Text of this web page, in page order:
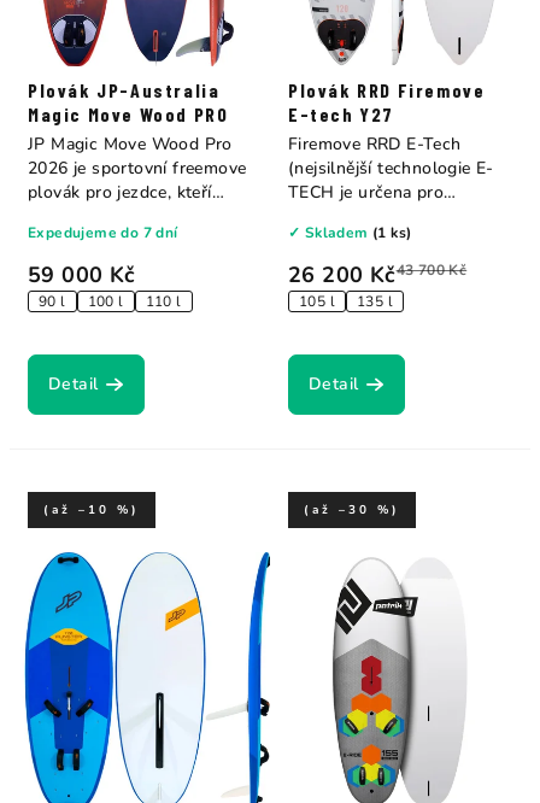
Plovák JP-Australia
Magic Move Wood PRO
59 000 Kč
90 l 100 l 110 l
Expedujeme do 7 dní
Detail
JP Magic Move Wood Pro
2026 je sportovní freemove
plovák pro jezdce, kteří
Plovák RRD Firemove
E-tech Y27
26 200 Kč43 700 Kč
105 l 135 l
✓ Skladem (1 ks)
Detail
Firemove RRD E-Tech
(nejsilnější technologie E-
TECH je určena pro
(až –10 %) (až –30 %)